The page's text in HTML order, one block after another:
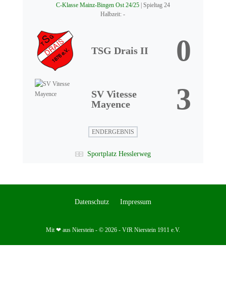
C-Klasse Mainz-Bingen Ost 24/25 | Spieltag 24
Halbzeit: -
TSG Drais II 0
SV Vitesse
Mayence
3
ENDERGEBNIS
Sportplatz Hesslerweg
Datenschutz Impressum
Mit ❤ aus Nierstein - © 2026 - VfR Nierstein 1911 e.V.